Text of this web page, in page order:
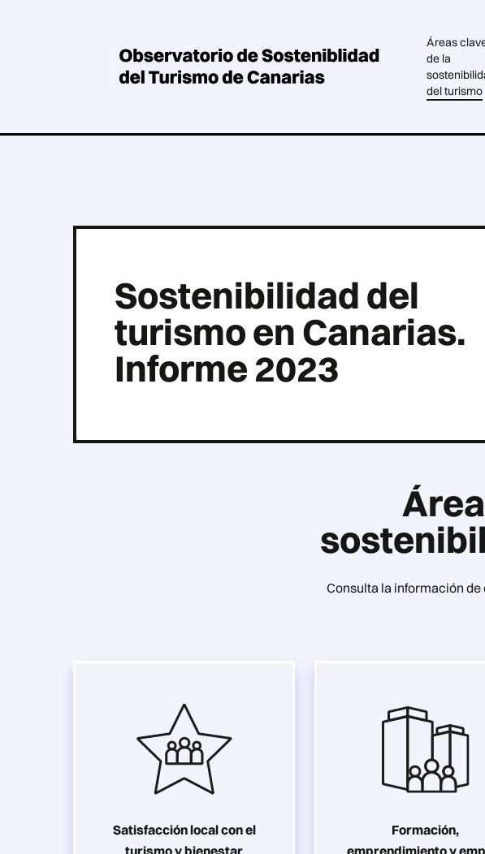
Áreas
de la
del turismo
Sostenibilidad del
turismo en Canarias.
Informe 2023
Consulta la información
Satisfacción local con el
Formación,